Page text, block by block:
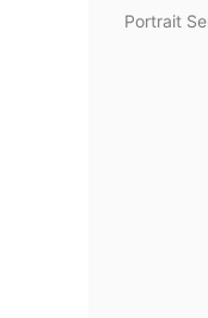
Portrait